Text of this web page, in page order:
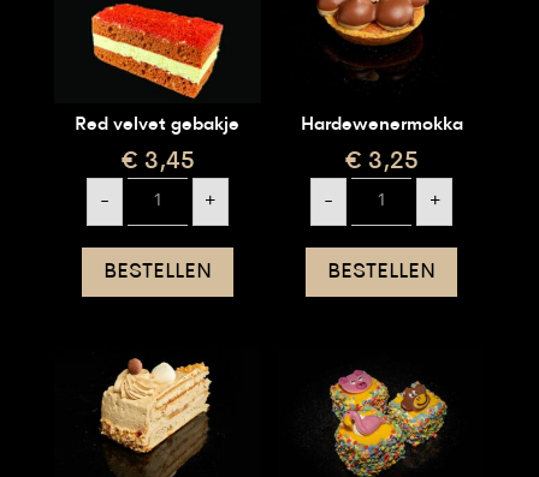
Red velvet gebakje
€ 3,45
-
velvet
gebakje
aantal
+
BESTELLEN
Hardewenermokka
€ 3,25
-
aantal
+
BESTELLEN